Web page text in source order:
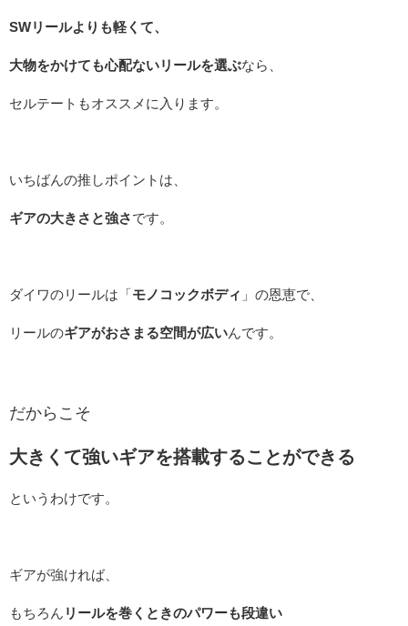
SWリールよりも軽くて、
大物をかけても心配ないリールを選ぶなら、
セルテートもオススメに入ります。
いちばんの推しポイントは、
ギアの大きさと強さです。
ダイワのリールは「モノコックボディ 」の恩恵で、
リールのギアがおさまる空間が広いんです。
だからこそ
大きくて強いギアを搭載することができる
というわけです。
ギアが強ければ、
もちろん リールを巻くときのパワーも段違い